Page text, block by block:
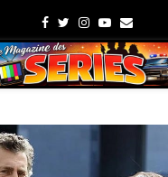
Facebook
TwitterInstagram
Youtube
Email